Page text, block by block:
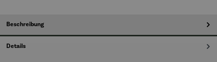
Beschreibung
Details